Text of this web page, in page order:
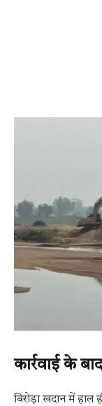
कार्रवाई के
बिरोड़ा खदान में हाल